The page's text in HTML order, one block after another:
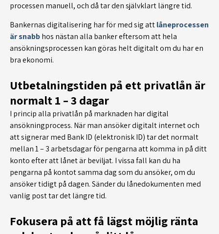
processen manuell, och då tar den självklart längre tid.
Bankernas digitalisering har för med sig attlåneprocessen
är snabbhos nästan alla banker eftersom att hela
ansökningsprocessen kan göras helt digitalt om du har en
bra ekonomi.
Utbetalningstiden på ett privatlån är
normalt 1 – 3 dagar
I princip alla privatlån på marknaden har digital
ansökningprocess. När man ansöker digitalt internet och
att signerar med Bank ID (elektronisk ID) tar det normalt
mellan 1 – 3 arbetsdagar för pengarna att komma in på ditt
konto efter att lånet är beviljat. I vissa fall kan du ha
pengarna på kontot samma dag som du ansöker, om du
ansöker tidigt på dagen. Sänder du lånedokumenten med
vanlig post tar det längre tid.
Fokusera på att få lägst möjlig ränta